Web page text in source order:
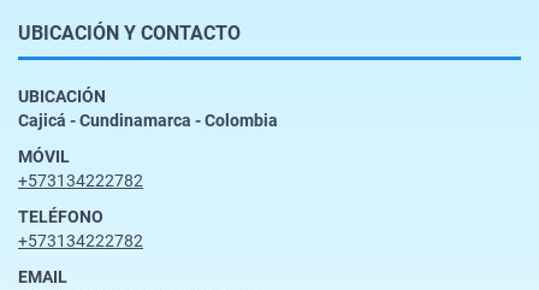
UBICACIÓN Y CONTACTO
UBICACIÓN
Cajicá - Cundinamarca - Colombia
MÓVIL
+573134222782
TELÉFONO
+573134222782
EMAIL